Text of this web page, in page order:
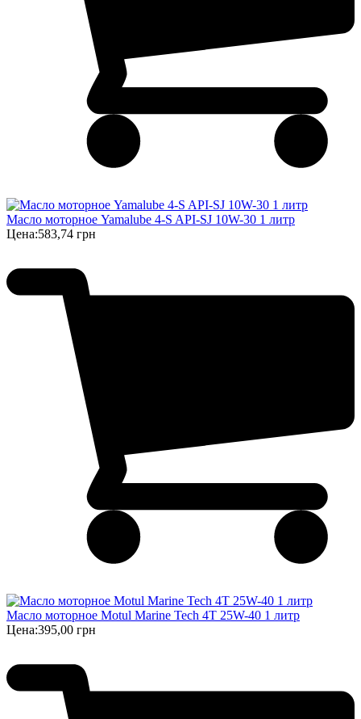
Масло моторное Yamalube 4-S API-SJ 10W-30 1 литр
Цена:583,74 грн
Масло моторное Motul Marine Tech 4T 25W-40 1 литр
Цена:395,00 грн